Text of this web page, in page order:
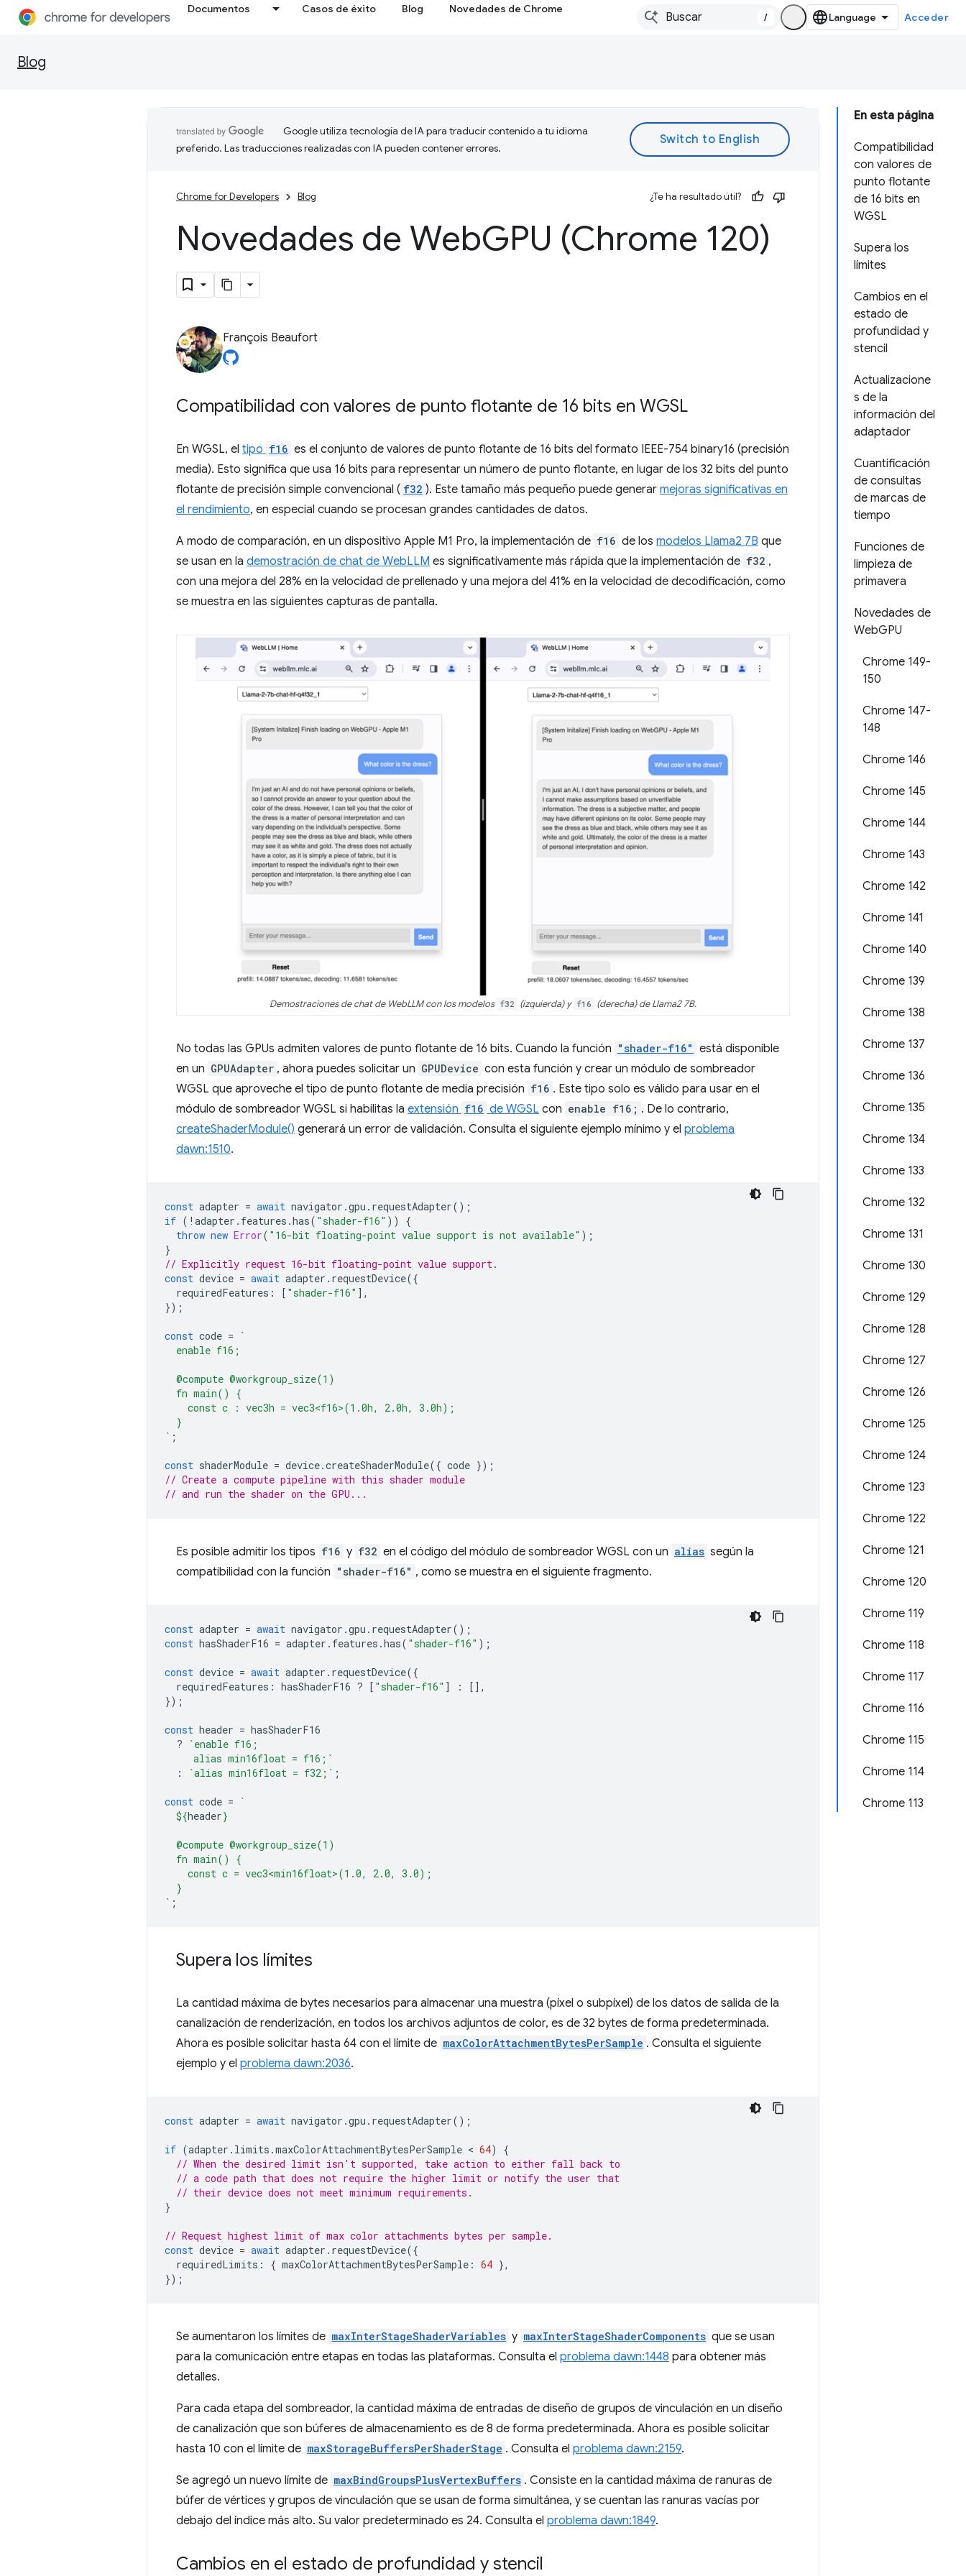
Documentos Casos de éxito Blog Novedades de Chrome
/ Acceder
Blog
En esta página
Compatibilidad
con valores de
punto flotante
de 16 bits en
WGSL
Supera los
límites
Cambios en el
estado de
profundidad y
stencil
Actualizacione
s de la
información del
adaptador
Cuantificación
de consultas
de marcas de
tiempo
Funciones de
limpieza de
primavera
Novedades de
WebGPU
Chrome 149-
150
Chrome 147-
148
Chrome 146
Chrome 145
Chrome 144
Chrome 143
Chrome 142
Chrome 141
Chrome 140
Chrome 139
Chrome 138
Chrome 137
Chrome 136
Chrome 135
Chrome 134
Chrome 133
Chrome 132
Chrome 131
Chrome 130
Chrome 129
Chrome 128
Chrome 127
Chrome 126
Chrome 125
Chrome 124
Chrome 123
Chrome 122
Chrome 121
Chrome 120
Chrome 119
Chrome 118
Chrome 117
Chrome 116
Chrome 115
Chrome 114
Chrome 113
Google utiliza tecnología de IA para traducir contenido a tu idioma
preferido. Las traducciones realizadas con IA pueden contener errores.
Chrome for Developers Blog ¿Te ha resultado útil?
Novedades de WebGPU (Chrome 120)
François Beaufort
Compatibilidad con valores de punto flotante de 16 bits en WGSL
En WGSL, el tipo f16 es el conjunto de valores de punto flotante de 16 bits del formato IEEE-754 binary16 (precisión
media). Esto significa que usa 16 bits para representar un número de punto flotante, en lugar de los 32 bits del punto
flotante de precisión simple convencional ( f32 ). Este tamaño más pequeño puede generar mejoras significativas en
el rendimiento, en especial cuando se procesan grandes cantidades de datos.
A modo de comparación, en un dispositivo Apple M1 Pro, la implementación de f16 de los modelos Llama2 7B que
se usan en la demostración de chat de WebLLM es significativamente más rápida que la implementación de f32 ,
con una mejora del 28% en la velocidad de prellenado y una mejora del 41% en la velocidad de decodificación, como
se muestra en las siguientes capturas de pantalla.
Demostraciones de chat de WebLLM con los modelos f32 (izquierda) y f16 (derecha) de Llama2 7B.
No todas las GPUs admiten valores de punto flotante de 16 bits. Cuando la función "shader-f16" está disponible
en un GPUAdapter , ahora puedes solicitar un GPUDevice con esta función y crear un módulo de sombreador
WGSL que aproveche el tipo de punto flotante de media precisión f16 . Este tipo solo es válido para usar en el
módulo de sombreador WGSL si habilitas la extensión f16 de WGSL con enable f16; . De lo contrario,
createShaderModule() generará un error de validación. Consulta el siguiente ejemplo mínimo y el problema
dawn:1510.
const adapter = await navigator .gpu . requestAdapter();
if ( ! adapter . features .has( "shader-f16" ))
{
throw new Error( "16-bit floating-point value support is not available" );
}
// Explicitly request 16-bit floating-point value support.
const device = await adapter . requestDevice({
requiredFeatures : [ "shader-f16" ],
});
const code =
`
  enable f16;
  @compute @workgroup_size(1)
  fn main() {
    const c : vec3h = vec3<f16>(1.0h, 2.0h, 3.0h);
  }
` ;
const shaderModule = device.createShaderModule({ code });
// Create a compute pipeline with this shader module
// and run the shader on the GPU...
Es posible admitir los tipos f16 y f32 en el código del módulo de sombreador WGSL con un alias según la
compatibilidad con la función "shader-f16" , como se muestra en el siguiente fragmento.
const adapter = await navigator .gpu . requestAdapter();
const hasShaderF16 = adapter . features .has( "shader-f16" );
const device = await adapter . requestDevice({
requiredFeatures : hasShaderF16 ? [ "shader-f16" ] :
[],
});
const header = hasShaderF16
?
`enable f16;
     alias min16float = f16;`
:
`alias min16float = f32;` ;
const code =
`
${header}
  @compute @workgroup_size(1)
  fn main() {
    const c = vec3<min16float>(1.0, 2.0, 3.0);
  }
` ;
Supera los límites
La cantidad máxima de bytes necesarios para almacenar una muestra (píxel o subpíxel) de los datos de salida de la
canalización de renderización, en todos los archivos adjuntos de color, es de 32 bytes de forma predeterminada.
Ahora es posible solicitar hasta 64 con el límite de maxColorAttachmentBytesPerSample . Consulta el siguiente
ejemplo y el problema dawn:2036.
const adapter = await navigator .gpu . requestAdapter();
if (adapter . limits .maxColorAttachmentBytesPerSample < 64)
{
// When the desired limit isn't supported, take action to either fall back to
// a code path that does not require the higher limit or notify the user that
// their device does not meet minimum requirements.
}
// Request highest limit of max color attachments bytes per sample.
const device = await adapter . requestDevice({
requiredLimits : { maxColorAttachmentBytesPerSample : 64 },
});
Se aumentaron los límites de maxInterStageShaderVariables y maxInterStageShaderComponents que se usan
para la comunicación entre etapas en todas las plataformas. Consulta el problema dawn:1448 para obtener más
detalles.
Para cada etapa del sombreador, la cantidad máxima de entradas de diseño de grupos de vinculación en un diseño
de canalización que son búferes de almacenamiento es de 8 de forma predeterminada. Ahora es posible solicitar
hasta 10 con el límite de maxStorageBuffersPerShaderStage . Consulta el problema dawn:2159.
Se agregó un nuevo límite de maxBindGroupsPlusVertexBuffers . Consiste en la cantidad máxima de ranuras de
búfer de vértices y grupos de vinculación que se usan de forma simultánea, y se cuentan las ranuras vacías por
debajo del índice más alto. Su valor predeterminado es 24. Consulta el problema dawn:1849.
Cambios en el estado de profundidad y stencil